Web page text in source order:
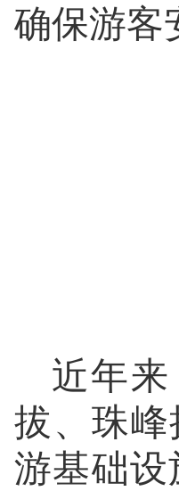
确保游客
近年
拔、珠
游基础